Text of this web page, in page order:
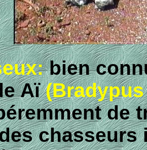
bien
Aï
de
chasseurs